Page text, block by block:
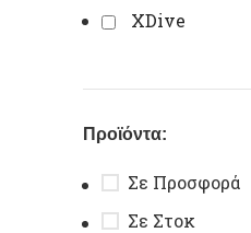
XDive
Προϊόντα:
Σε Προσφορά
Σε Στοκ